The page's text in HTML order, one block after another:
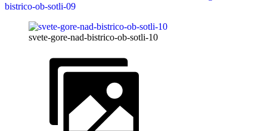
bistrico-ob-sotli-09
svete-gore-nad-bistrico-ob-sotli-10